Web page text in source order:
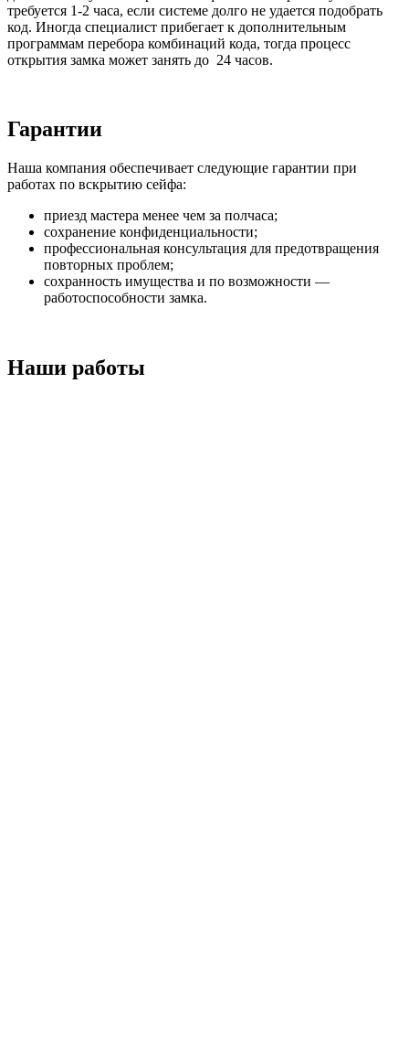
требуется 1-2 часа, если системе долго не удается подобрать
код. Иногда специалист прибегает к дополнительным
программам перебора комбинаций кода, тогда процесс
открытия замка может занять до 24 часов.
Гарантии
Наша компания обеспечивает следующие гарантии при
работах по вскрытию сейфа:
приезд мастера менее чем за полчаса;
сохранение конфиденциальности;
профессиональная консультация для предотвращения
повторных проблем;
сохранность имущества и по возможности —
работоспособности замка.
Наши работы